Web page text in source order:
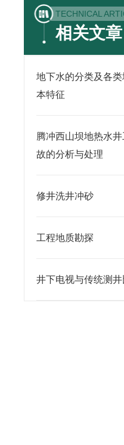
TECHNICAL
相关文章
地下水的分类及各
本特征
腾冲西山坝地热水
故的分析与处理
修井洗井冲砂
工程地质勘探
井下电视与传统测